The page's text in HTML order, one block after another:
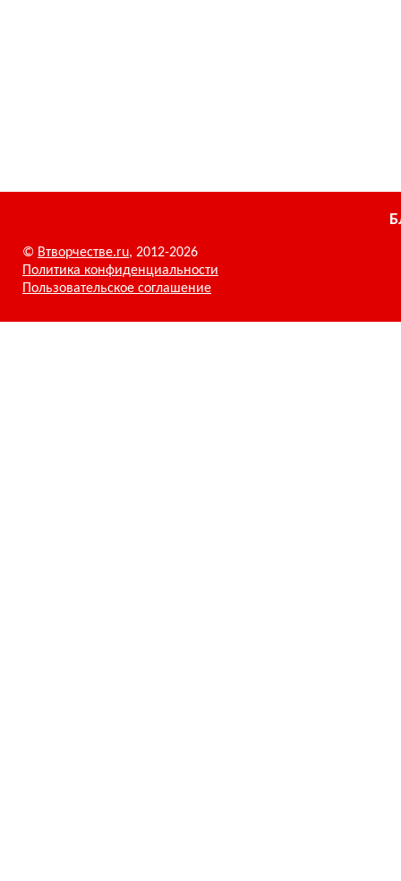
© Втворчестве.ru, 2012-2026
Политика конфиденциальности
Пользовательское соглашение